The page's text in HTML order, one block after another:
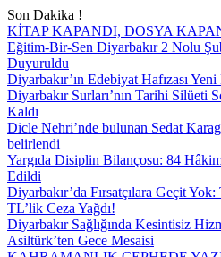
Son Dakika !
KİTAP KAPANDI, DOSYA
Eğitim-Bir-Sen Diyarbakır 2 Nolu
Duyuruldu
Diyarbakır’ın Edebiyat Hafızası
Diyarbakır Surları’nın Tarihi Silüeti
Kaldı
Dicle Nehri’nde bulunan Sedat
belirlendi
Yargıda Disiplin Bilançosu: 84
Edildi
Diyarbakır’da Fırsatçılara Geçit
TL’lik Ceza Yağdı!
Diyarbakır Sağlığında Kesintisiz
Asiltürk’ten Gece Mesaisi